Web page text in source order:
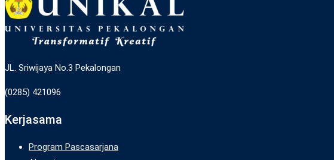
JL. Sriwijaya No.3 Pekalongan
(0285) 421096
Kerjasama
Program Pascasarjana